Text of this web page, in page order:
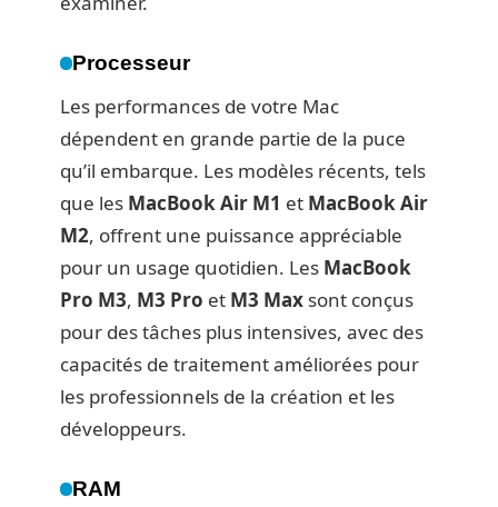
Processeur
Les performances de votre Mac
dépendent en grande partie de la puce
qu’il embarque. Les modèles récents, tels
que les MacBook Air M1 et MacBook Air
M2, offrent une puissance appréciable
pour un usage quotidien. Les MacBook
Pro M3, M3 Pro et M3 Max sont conçus
pour des tâches plus intensives, avec des
capacités de traitement améliorées pour
les professionnels de la création et les
développeurs.
RAM